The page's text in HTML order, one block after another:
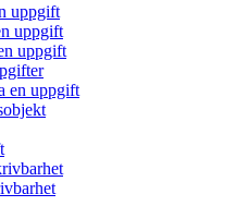
uppgift
uppgift
uppgift
en uppgift